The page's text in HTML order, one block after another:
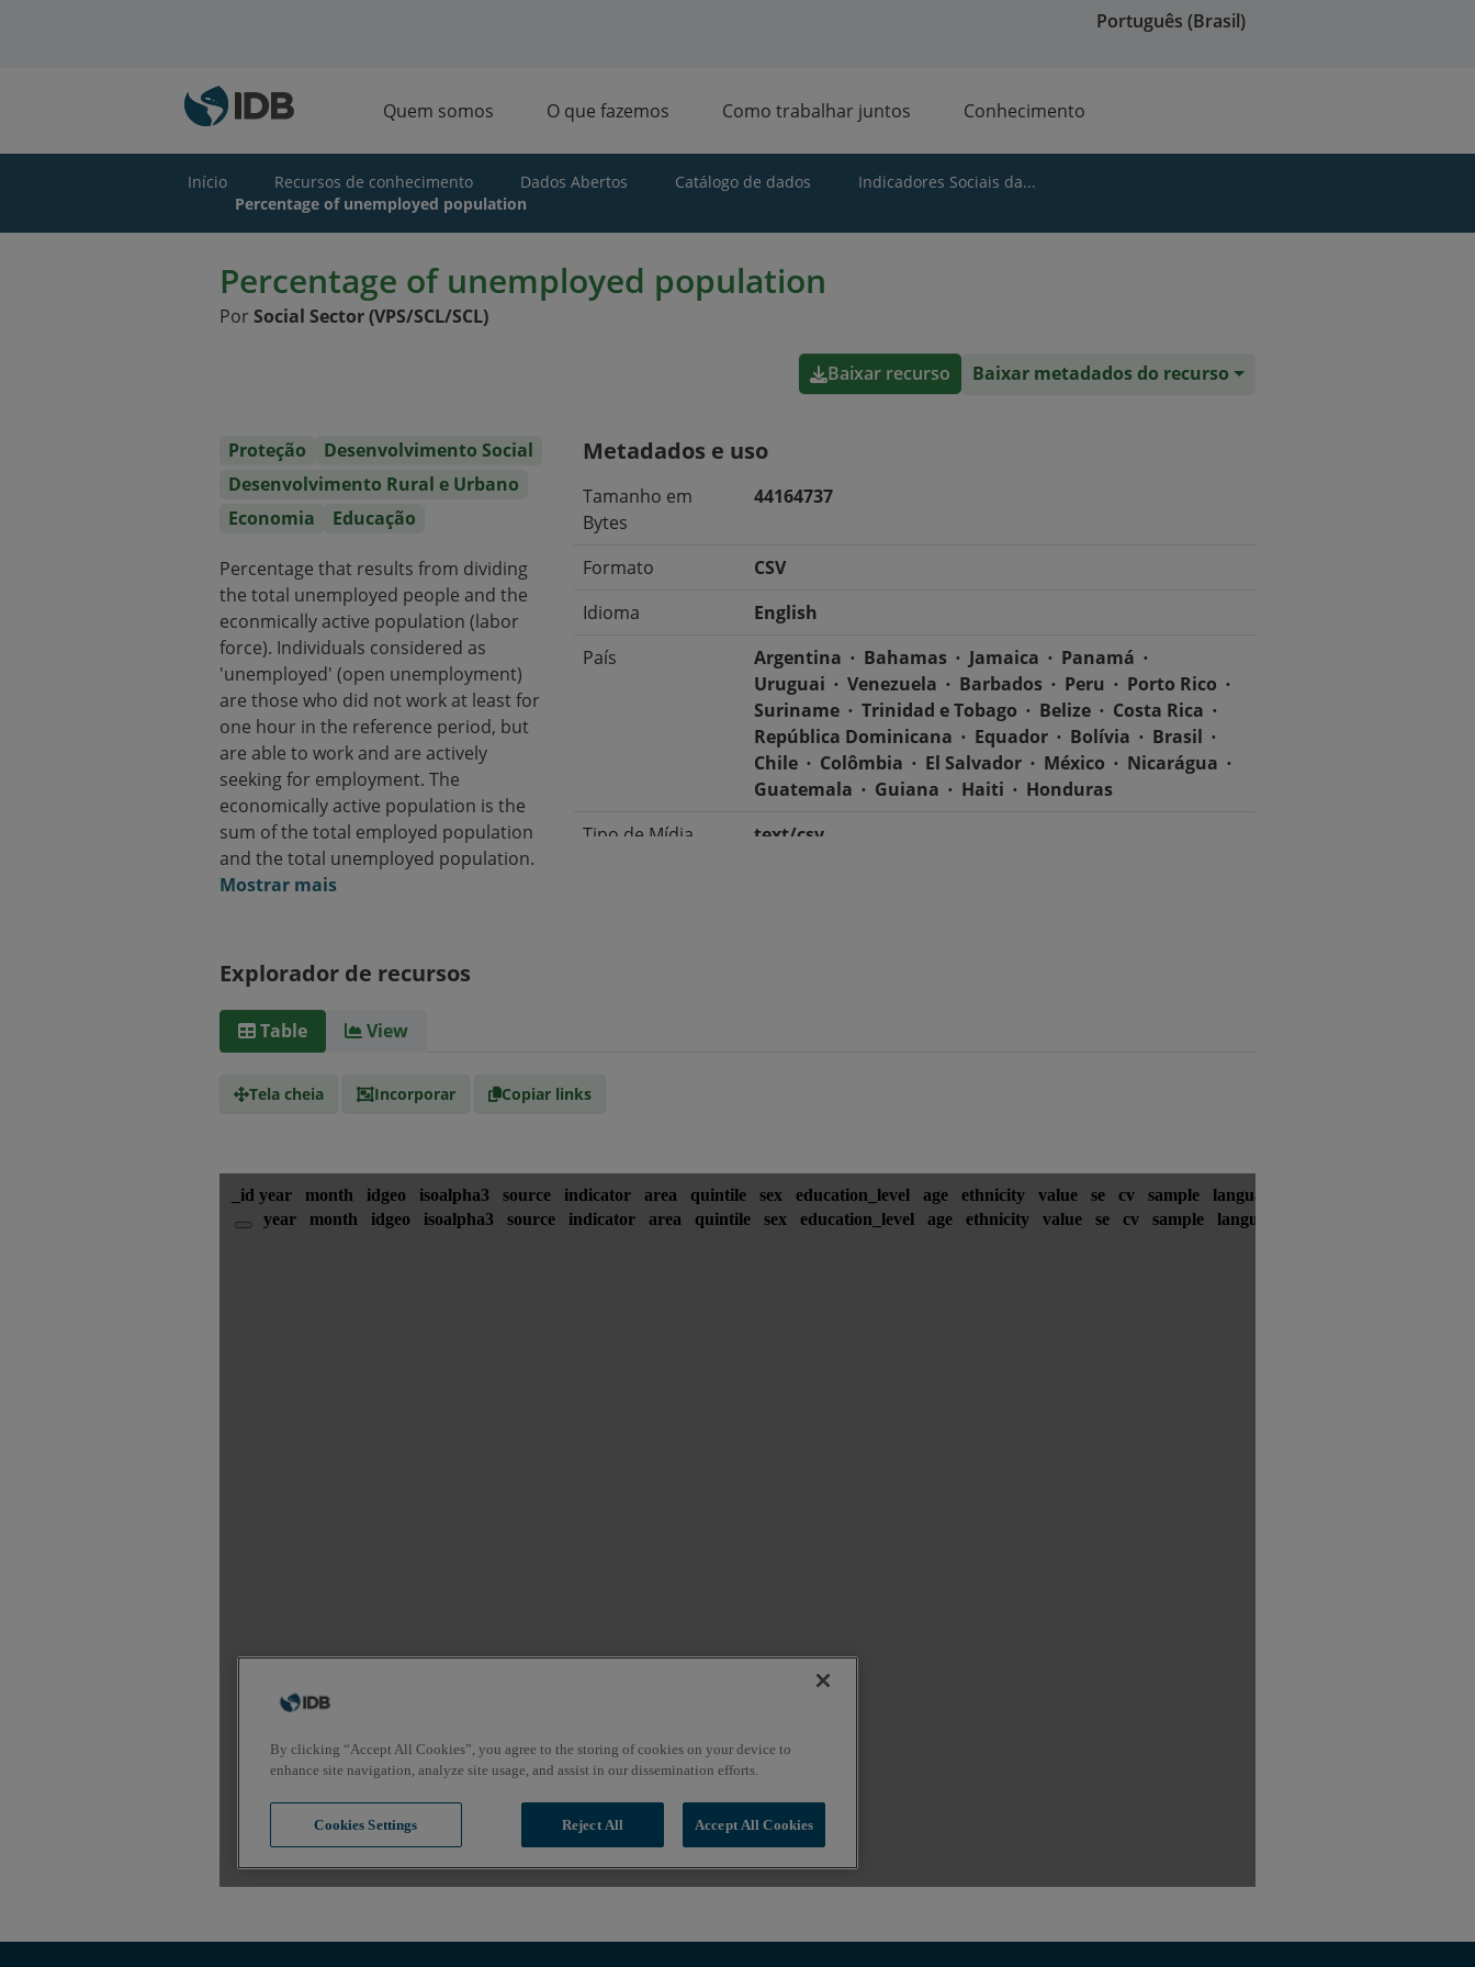
Português (Brasil)
Quem somos O que fazemos Como trabalhar juntos Conhecimento
Início Recursos de conhecimento Dados Abertos Catálogo de dados
Indicadores Sociais da...
Percentage of unemployed population
Percentage of unemployed population
Por Social Sector (VPS/SCL/SCL)
Baixar recurso Baixar metadados do recurso
Proteção
Desenvolvimento Social
Desenvolvimento Rural e Urbano
Economia
Educação
Percentage that results from dividing
the total unemployed people and the
econmically active population (labor
force). Individuals considered as
'unemployed' (open unemployment)
are those who did not work at least for
one hour in the reference period, but
are able to work and are actively
seeking for employment. The
economically active population is the
sum of the total employed population
and the total unemployed population.
Mostrar mais
Metadados e uso
Tamanho em
Bytes
44164737
Formato
CSV
Idioma
English
País
Argentina Bahamas Jamaica
Panamá
Uruguai
Venezuela Barbados Peru
Porto Rico
Suriname
Trinidad e Tobago Belize
Costa Rica
República Dominicana
Equador Bolívia
Brasil
Chile
Colômbia El Salvador México
Nicarágua
Guatemala
Guiana Haiti
Honduras
Tipo de Mídia
text/csv
Explorador de recursos
Table View
Tela cheia Incorporar Copiar links